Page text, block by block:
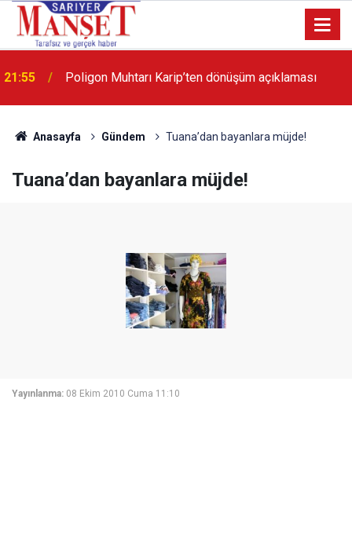
21:55 Poligon Muhtarı Karip’ten dönüşüm açıklaması
13:36 'Poligon'da İstanbul'a örnek proje gerçekleştirilecek'
Anasayfa Gündem Tuana’dan bayanlara müjde!
Tuana’dan bayanlara müjde!
Yayınlanma: 08 Ekim 2010 Cuma 11:10